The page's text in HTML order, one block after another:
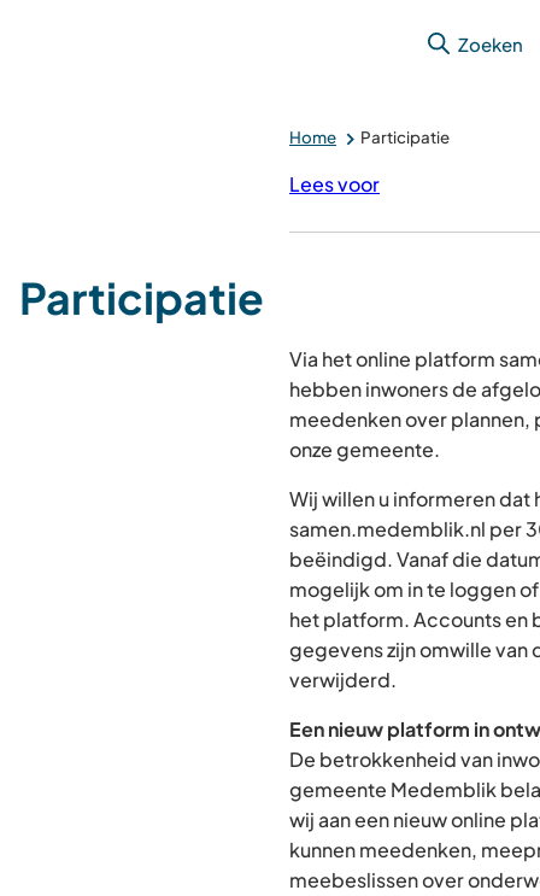
Zoeken
Home Participatie
Lees voor
Participatie
Via het online platform
hebben inwoners de
meedenken over
onze gemeente.
Wij willen u informeren dat
samen.medemblik.nl per
beëindigd. Vanaf die
mogelijk om in te loggen
het platform. Accounts en
gegevens zijn omwille van
verwijderd.
Een nieuw platform in
De betrokkenheid van
gemeente Medemblik
wij aan een nieuw online
kunnen meedenken,
meebeslissen over